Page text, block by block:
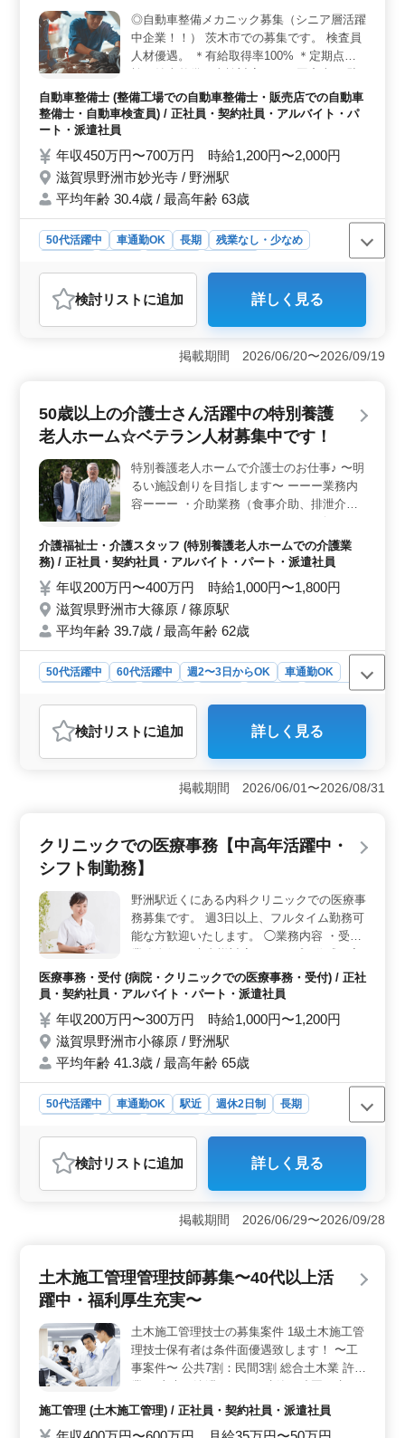
た、週休2日制でプライベートの時間を確保しやすく、残
業も月10時間程度と少なめです。 ＜シニア世代が活
躍しやすい環境＞ シニア世代のスタッフが活躍中で、年
齢を問わず働きやすい環境が整っています。診療報酬請
求の経験があれば資格が不要なので、シニア世代やベテ
ランの方でもスムーズに活躍できます。
◎自動車整備メカニック募集（シニア層活躍
中企業！！） 茨木市での募集です。 検査員
人材優遇。 ＊有給取得率100% ＊定期点
検、納車整備、車検対応 ＊ALL国産車 ＊駐
車場完備（無料） ＊制服支給 ◎50代以上の
方活躍中 ◎長期休暇実績あり 自動車整備士
できる方、指導できる方を募集しています。
働きやすい環境をみんなで作る職場を目指し
ています。 (ここだけの優良求人です。前職
から給与を上げたい方はこっそりご応募くだ
さい)
自動車整備士 (整備工場での自動車整備士・販売店での自動車
整備士・自動車検査員) / 正社員・契約社員・アルバイト・パ
ート・派遣社員
年収450万円〜700万円 時給1,200円〜2,000円
滋賀県野洲市妙光寺 / 野洲駅
平均年齢 30.4歳 / 最高年齢 63歳
50代活躍中 車通勤OK 長期
残業なし・少なめ
自動車整備士
おすすめポイント
＜安定した雇用＞ 正社員・契約社員・アルバイト・派
遣、多彩な雇用形態があり選択も可能。長期的なキャリ
アを築けます。 ＜経験者募集＞ 自動車整備10年以
に指導するやりがいも。 ＜働きやすい環境＞ 月15
時間の少なめの残業、週5日勤務、長期休暇あり。福利厚
検討リスト に追加 詳しく見る
掲載期間 2026/06/20〜2026/09/19
50歳以上の介護士さん活躍中の特別養護
老人ホーム☆ベテラン人材募集中です！
特別養護老人ホームで介護士のお仕事♪ 〜明
るい施設創りを目指します〜 ーーー業務内
容ーーー ・介助業務（食事介助、排泄介助
ションサポート ・書類作成、書類整理 ・サ
ービス利用者の家族との相談、助言 など ー
・車通勤可能 経験重視☆50代以上積極採用
中です！ 皆様のご応募お待ちしておりま
す！
介護福祉士・介護スタッフ (特別養護老人ホームでの介護業
務) / 正社員・契約社員・アルバイト・パート・派遣社員
年収200万円〜400万円 時給1,000円〜1,800円
滋賀県野洲市大篠原 / 篠原駅
平均年齢 39.7歳 / 最高年齢 62歳
50代活躍中 60代活躍中 週2〜3日からOK
車通勤OK
派遣社員
介護福祉士・介護スタッフ
おすすめポイント
＜経験豊富なシニア介護士が活躍できる職場＞ 特別養
護老人ホームでの介護士のお仕事です。食事介助や排泄
介助などの介助業務からレクリエーションやリハビリテ
務も重要です。 ＜シニア世代の経験を大切に＞ 50
代以上の経験豊富な介護士が積極的に採用されていま
す。また車通勤が可能であり、交通費も支給されるた
め、通勤の負担が軽減されます。 ＜柔軟な働き方と
福利厚生＞ 週3〜5日の勤務や、多彩な勤務時間帯から
選択できます。また、社会保険完備や交通費支給などの
福利厚生も充実しています。経験を活かして、安定した
収入を得ながら、充実した介護の仕事ができます。
検討リスト に追加 詳しく見る
掲載期間 2026/06/01〜2026/08/31
クリニックでの医療事務【中高年活躍中・
シフト制勤務】
野洲駅近くにある内科クリニックでの医療事
務募集です。 週3日以上、フルタイム勤務可
能な方歓迎いたします。 ◯業務内容 ・受付
力業務 等 ＊40代以上歓迎 ＊シニア活躍中
＊車通勤可能 ベテランのスタッフさん募集
医療事務・受付 (病院・クリニックでの医療事務・受付) / 正社
員・契約社員・アルバイト・パート・派遣社員
年収200万円〜300万円 時給1,000円〜1,200円
滋賀県野洲市小篠原 / 野洲駅
平均年齢 41.3歳 / 最高年齢 65歳
50代活躍中 車通勤OK 駅近 週休2日制
長期
医療事務・受付
おすすめポイント
＜中高年の方に適したクリニック医療事務＞ 野洲駅近
くの内科クリニックでの医療事務募集です。週3日以上の
シフト制勤務で、フルタイム勤務が可能な方を歓迎して
中高年の方々に優しい職場環境＞ 40代以上の方やシニ
ア層の方々が活躍しており、車通勤も可能です。経験豊
に応募してください。時給1,000円から1,200円、年収は
200万円から300万円と、安定した収入が見込めま
す。 ＜働きやすいシフト制でワークライフバランス
を実現＞ 週3〜5日のシフト制勤務で、休日はシフト制
となっています。夏季休暇や年末年始休暇もあり、ワー
クライフバランスを大切にしながら働くことができま
検討リスト に追加 詳しく見る
掲載期間 2026/06/29〜2026/09/28
土木施工管理管理技師募集〜40代以上活
躍中・福利厚生充実〜
土木施工管理技士の募集案件 1級土木施工管
理技士保有者は条件面優遇致します！ 〜工
事案件〜 公共7割：民間3割 総合土木業 許可
道、舗装、解体 等 【業務内容】 ・土木施工
施工管理 (土木施工管理) / 正社員・契約社員・派遣社員